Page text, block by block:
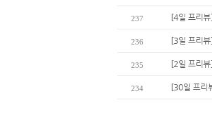
237 [4일 프리
236 [3일 프리
235 [2일 프리
234 [30일 프리